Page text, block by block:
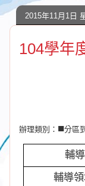
2015年11月1日
104學年
辦理類別： ■分區
輔
輔導